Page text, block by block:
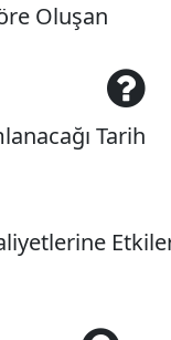
Oluşan
Tarih